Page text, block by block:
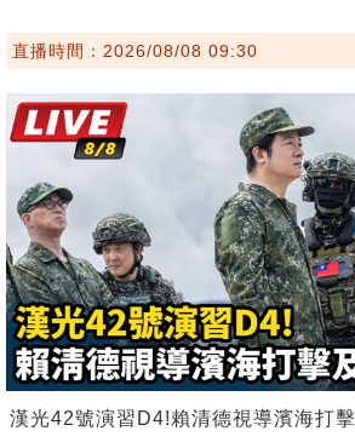
直播時間：2026/08/08 09:30
漢光42號演習D4!賴清德視導濱海打擊